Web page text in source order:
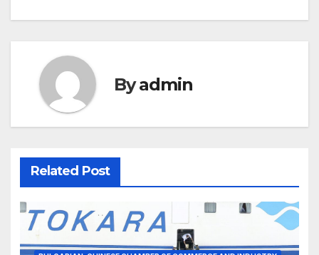
Byadmin
Related Post